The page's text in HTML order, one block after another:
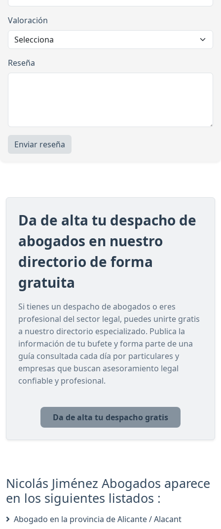
Valoración
Reseña
Enviar reseña
Da de alta tu despacho de
abogados en nuestro
directorio de forma
gratuita
Si tienes un despacho de abogados o eres
profesional del sector legal, puedes unirte gratis
a nuestro directorio especializado. Publica la
información de tu bufete y forma parte de una
guía consultada cada día por particulares y
empresas que buscan asesoramiento legal
confiable y profesional.
Da de alta tu despacho gratis
Nicolás Jiménez Abogados aparece
en los siguientes listados :
Abogado en la provincia de Alicante / Alacant